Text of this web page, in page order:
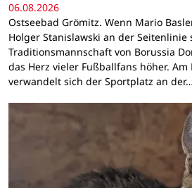
06.08.2026
Ostseebad Grömitz. Wenn Mario
Holger Stanislawski an der
Traditionsmannschaft von Borussia
das Herz vieler Fußballfans höher. Am
verwandelt sich der Sportplatz an der…